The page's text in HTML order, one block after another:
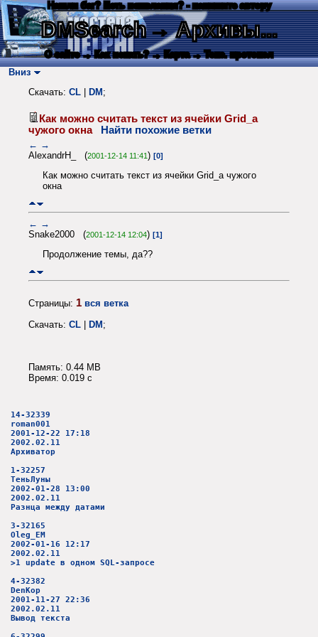
Нашли баг? Есть пожелания? - напишите автору
DMSearch→ Архивы...
О сайте → Как искать? → Карта → Текс. протокол
Вниз
Скачать: CL DM ;
Как можно считать текст из ячейки Grid_а
чужого окна
Найти похожие ветки
← →
AlexandrH_ (2001-12-14 11:41) [0]
Как можно считать текст из ячейки Grid_а чужого
окна
← →
Snake2000 (2001-12-14 12:04) [1]
Продолжение темы, да??
Страницы: 1 вся ветка
Скачать: CL DM ;
Память: 0.44 MB
Время: 0.019 c
14-32339
roman001
2001-12-22 17:18
2002.02.11
Архиватор
1-32257
ТеньЛуны
2002-01-28 13:00
2002.02.11
Разнца между датами
3-32165
Oleg_EM
2002-01-16 12:17
2002.02.11
>1 update в одном SQL-запросе
4-32382
DenKop
2001-11-27 22:36
2002.02.11
Вывод текста